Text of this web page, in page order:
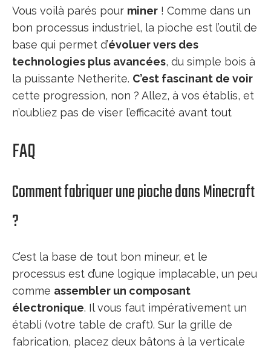
Vous voilà parés pour miner ! Comme dans un
bon processus industriel, la pioche est l’outil de
base qui permet d’évoluer vers des
technologies plus avancées, du simple bois à
la puissante Netherite. C’est fascinant de voir
cette progression, non ? Allez, à vos établis, et
n’oubliez pas de viser l’efficacité avant tout
FAQ
Comment fabriquer une pioche dans Minecraft
?
C’est la base de tout bon mineur, et le
processus est d’une logique implacable, un peu
comme assembler un composant
électronique. Il vous faut impérativement un
établi (votre table de craft). Sur la grille de
fabrication, placez deux bâtons à la verticale